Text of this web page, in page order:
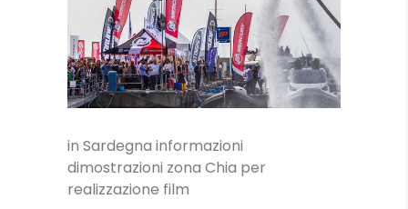
in Sardegna informazioni
dimostrazioni zona Chia per
realizzazione film